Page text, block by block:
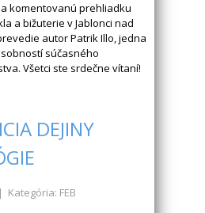
komentovanú prehliadku
a bižuterie v Jablonci nad
autor Patrik Illo, jedna
súčasného
Všetci ste srdečne vítaní!
DEJINY
| Kategória: FEB